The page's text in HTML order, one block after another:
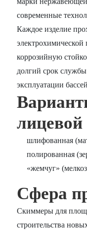
современные
Каждое изделие
коррозийную
долгий срок
эксплуатации
шлифованная
полированная
«жемчуг»
Сфера
Скиммеры для
строительства